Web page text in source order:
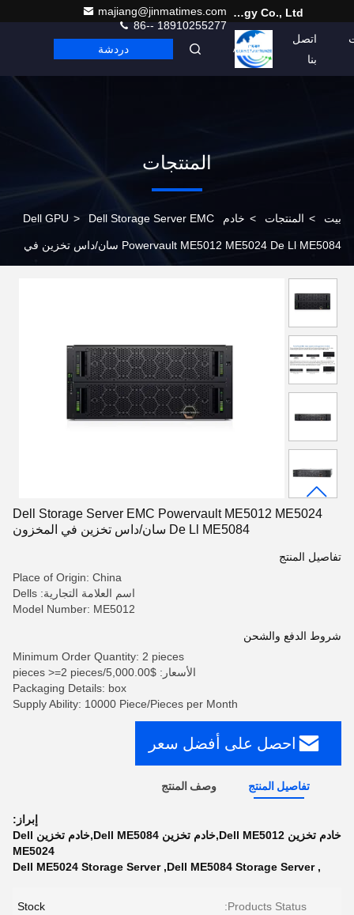
Beijing Guangtian Runze Technology Co., Ltd.
majiang@jinmatimes.com
86-- 18910255277
اتصل
بنا
Arabic دردشة
المنتجات
بيت > المنتجات > خادم Dell GPU > Dell Storage Server EMC
Powervault ME5012 ME5024 De Ll ME5084 سان/داس تخزين في
Dell Storage Server EMC Powervault ME5012 ME5024
De Ll ME5084 سان/داس تخزين في المخزون
تفاصيل المنتج
Place of Origin: China
اسم العلامة التجارية: Dells
Model Number: ME5012
شروط الدفع والشحن
Minimum Order Quantity: 2 pieces
الأسعار: $5,000.00/pieces >=2 pieces
Packaging Details: box
Supply Ability: 10000 Piece/Pieces per Month
احصل على أفضل سعر
تفاصيل المنتج وصف المنتج
إبراز:
خادم تخزين Dell ME5012,خادم تخزين Dell ME5084,خادم تخزين Dell
ME5024
,
Dell ME5084 Storage Server
,
Dell ME5024 Storage Server
Products Status:
Stock